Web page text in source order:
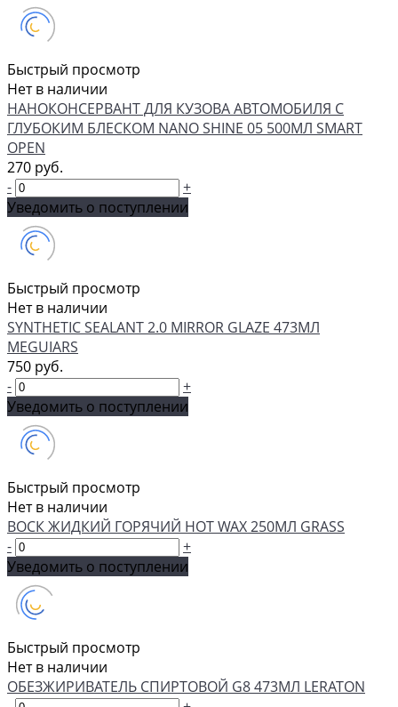
Быстрый просмотр
Нет в наличии
НАНОКОНСЕРВАНТ ДЛЯ КУЗОВА АВТОМОБИЛЯ С
ГЛУБОКИМ БЛЕСКОМ NANO SHINE 05 500МЛ SMART
OPEN
270 руб.
-
+
Уведомить о поступлении
Быстрый просмотр
Нет в наличии
SYNTHETIC SEALANT 2.0 MIRROR GLAZE 473МЛ
MEGUIARS
750 руб.
-
+
Уведомить о поступлении
Быстрый просмотр
Нет в наличии
ВОСК ЖИДКИЙ ГОРЯЧИЙ HOT WAX 250МЛ GRASS
-
+
Уведомить о поступлении
Быстрый просмотр
Нет в наличии
ОБЕЗЖИРИВАТЕЛЬ СПИРТОВОЙ G8 473МЛ LERATON